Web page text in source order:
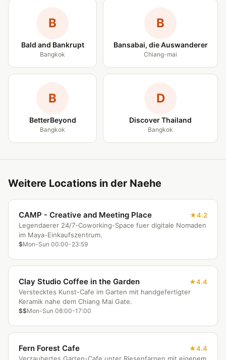
B
Bald and Bankrupt
Bangkok
B
Bansabai, die Auswanderer
Chiang-mai
B
BetterBeyond
Bangkok
D
Discover Thailand
Bangkok
Weitere Locations in der Naehe
CAMP - Creative and Meeting Place
4.2
Legendaerer 24/7-Coworking-Space fuer digitale Nomaden
im Maya-Einkaufszentrum.
$Mon-Sun 00:00-23:59
Clay Studio Coffee in the Garden
4.4
Verstecktes Kunst-Cafe im Garten mit handgefertigter
Keramik nahe dem Chiang Mai Gate.
$$Mon-Sun 08:00-17:00
Fern Forest Cafe
4.4